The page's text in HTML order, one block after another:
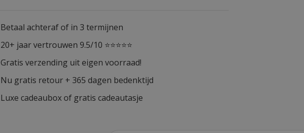
Betaal achteraf of in 3 termijnen
20+ jaar vertrouwen 9.5/10 ⭐⭐⭐⭐⭐
Gratis verzending uit eigen voorraad!
Nu gratis retour + 365 dagen bedenktijd
Luxe cadeaubox of gratis cadeautasje